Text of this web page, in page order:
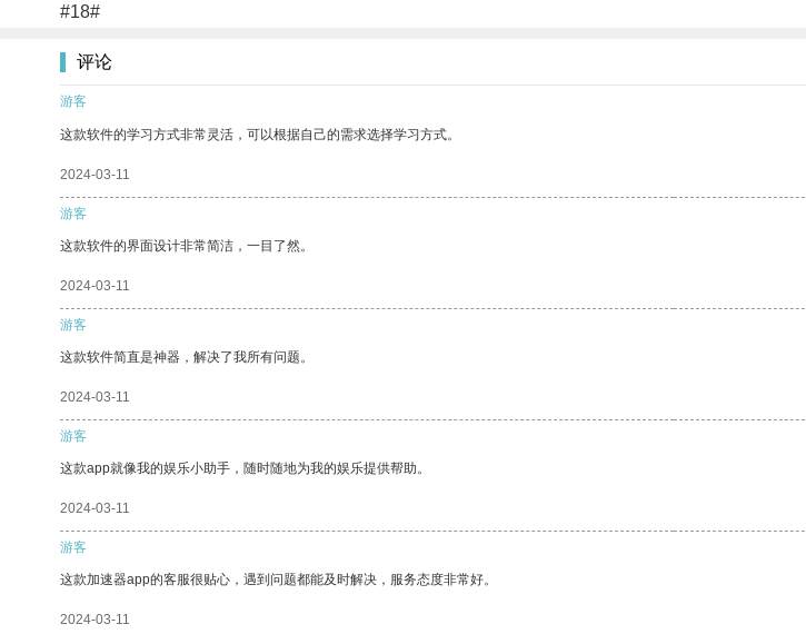
#18#
评论
游客
这款软件的学习方式非常灵活，可以根据自己的需求选择学习方式。
2024-03-11
游客
这款软件的界面设计非常简洁，一目了然。
2024-03-11
游客
这款软件简直是神器，解决了我所有问题。
2024-03-11
游客
这款app就像我的娱乐小助手，随时随地为我的娱乐提供帮助。
2024-03-11
游客
这款加速器app的客服很贴心，遇到问题都能及时解决，服务态度非常好。
2024-03-11